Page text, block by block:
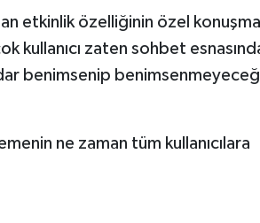
etkinlik özelliğinin özel
kullanıcı zaten sohbet
benimsenip
ne zaman tüm kullanıcılara